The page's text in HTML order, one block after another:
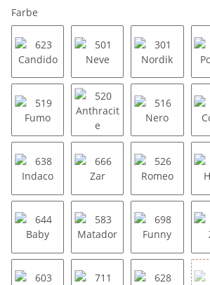
Farbe
623 Candido501 Neve 301 Nordik
519 Fumo 520 Anthracite516 Nero
638 Indaco 666 Zar 526 Romeo
644 Baby 583 Matador698 Funny